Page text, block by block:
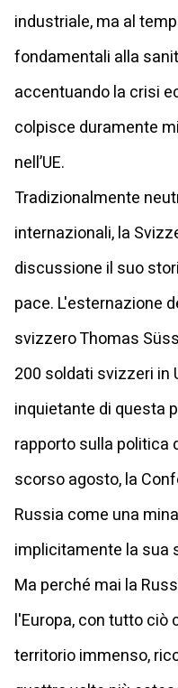
industriale, ma al
fondamentali alla
accentuando la crisi
colpisce duramente
nell’UE.
Tradizionalmente
internazionali, la
discussione il suo
pace. L'esternazione
svizzero Thomas
200 soldati svizzeri in
inquietante di questa
rapporto sulla politica
scorso agosto, la
Russia come una
implicitamente la sua
Ma perché mai la
l'Europa, con tutto ciò
territorio immenso,